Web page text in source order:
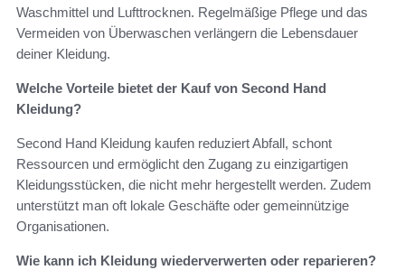
Waschmittel und Lufttrocknen. Regelmäßige Pflege und das
Vermeiden von Überwaschen verlängern die Lebensdauer
deiner Kleidung.
Welche Vorteile bietet der Kauf von Second Hand
Kleidung?
Second Hand Kleidung kaufen reduziert Abfall, schont
Ressourcen und ermöglicht den Zugang zu einzigartigen
Kleidungsstücken, die nicht mehr hergestellt werden. Zudem
unterstützt man oft lokale Geschäfte oder gemeinnützige
Organisationen.
Wie kann ich Kleidung wiederverwerten oder reparieren?